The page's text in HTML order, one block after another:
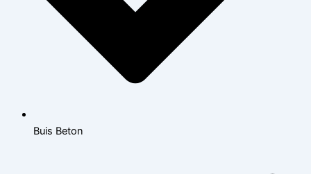
Buis Beton